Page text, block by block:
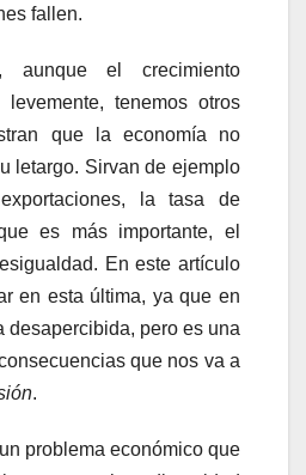
fallen.
aunque el crecimiento
levemente, tenemos otros
que la economía no
letargo. Sirvan de ejemplo
la tasa de
es más importante, el
En este artículo
en esta última, ya que en
desapercibida, pero es una
que nos va a
.
problema económico que